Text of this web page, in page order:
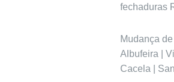
fechaduras
Mudança
Albufeira |
Cacela |